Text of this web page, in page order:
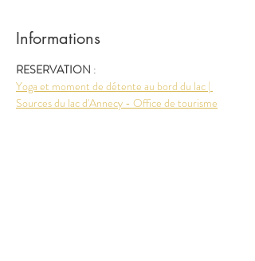
Informations
RESERVATION :
Yoga et moment de détente au bord du lac |
Sources du lac d'Annecy - Office de tourisme